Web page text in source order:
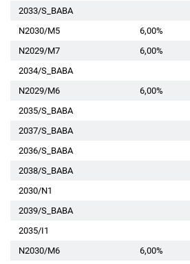
2033/S_BABA
N2030/M5
6,00%
N2029/M7
6,00%
2034/S_BABA
N2029/M6
6,00%
2035/S_BABA
2037/S_BABA
2036/S_BABA
2038/S_BABA
2030/N1
2039/S_BABA
2035/I1
N2030/M6
6,00%